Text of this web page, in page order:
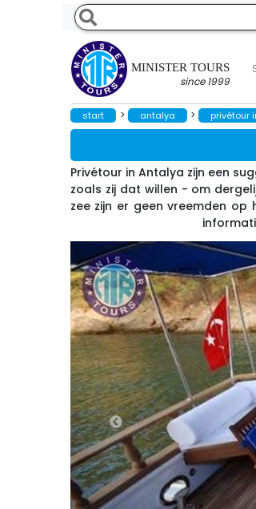
MINISTER TOURS
since 1999
start > antalya > privétour
Privétour in Antalya zijn een
zoals zij dat willen - om
zee zijn er geen vreemden